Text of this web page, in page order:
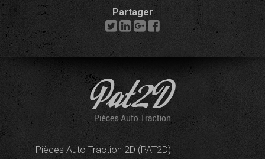
Partager
Pièces Auto Traction 2D (PAT2D)